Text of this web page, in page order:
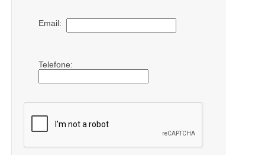
Email:
Telefone: